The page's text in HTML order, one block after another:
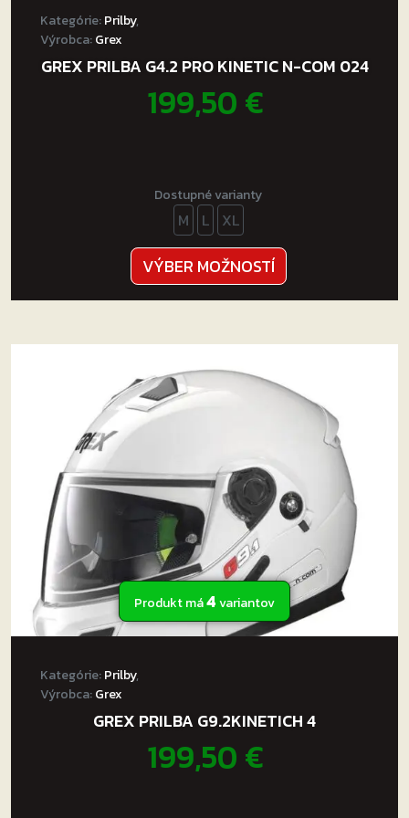
Kategórie:Prilby,
Výrobca:Grex
GREX PRILBA G4.2 PRO KINETIC N-COM 024
199,50€
Dostupné varianty
M L XL
VÝBER MOŽNOSTÍ
produkt
si
môžete
vybrať
produktu.
Produkt má4variantov
Kategórie:Prilby,
Výrobca:Grex
GREX PRILBA G9.2KINETICH 4
199,50€